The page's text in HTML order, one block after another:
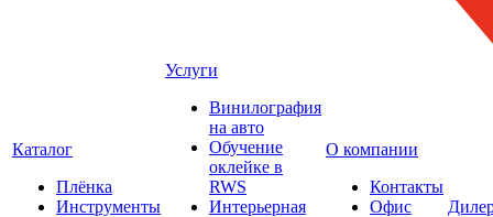
Каталог
Плёнка
Инструменты
Услуги
Винилография
на авто
Обучение
оклейке в
RWS
Интерьерная
О компании
Контакты
Офис